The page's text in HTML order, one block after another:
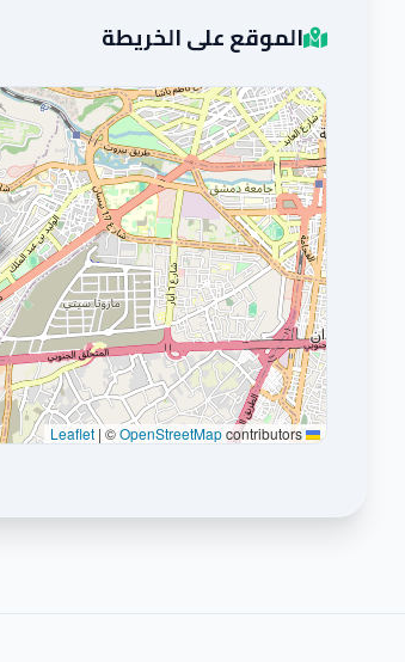
الموقع على الخريطة
| ©OpenStreetMapcontributors